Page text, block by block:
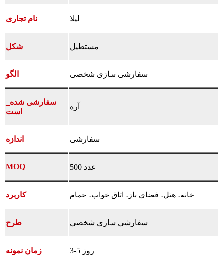
نام تجاری لیلا
شکل مستطیل
الگو سفارشی سازی شخصی
است
آره
اندازه سفارشی
MOQ 500 عدد
کاربرد خانه، هتل، فضای باز، اتاق خواب، حمام
طرح سفارشی سازی شخصی
زمان نمونه 3-5 روز